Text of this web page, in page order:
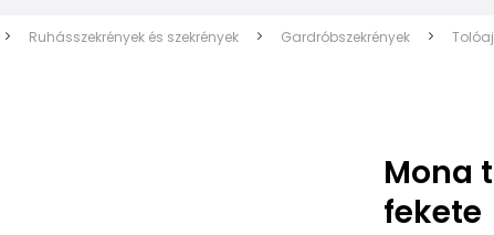
Ruhásszekrények és szekrények Gardróbszekrények
Mona
fekete